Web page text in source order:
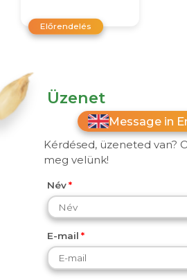
Előrendelés
Üzenet
Message in
Kérdésed, üzeneted van?
meg velünk!
Név
E-mail